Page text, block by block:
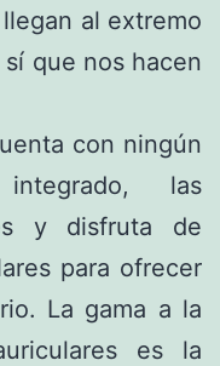
al extremo
sí que nos hacen
con ningún
las
y disfruta de
para ofrecer
La gama a la
es la